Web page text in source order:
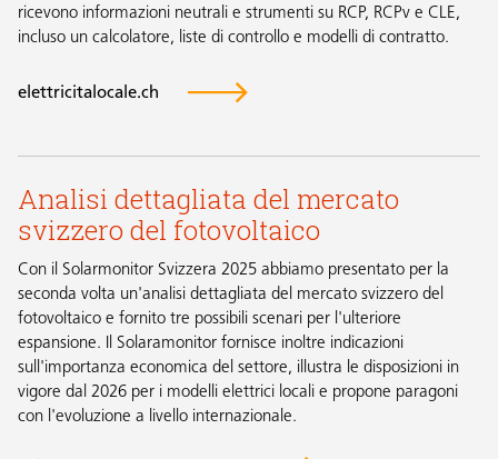
ricevono informazioni neutrali e strumenti su RCP, RCPv e CLE,
incluso un calcolatore, liste di controllo e modelli di contratto.
elettricitalocale.ch
Analisi dettagliata del mercato
svizzero del fotovoltaico
Con il Solarmonitor Svizzera 2025 abbiamo presentato per la
seconda volta un'analisi dettagliata del mercato svizzero del
fotovoltaico e fornito tre possibili scenari per l'ulteriore
espansione. Il Solaramonitor fornisce inoltre indicazioni
sull'importanza economica del settore, illustra le disposizioni in
vigore dal 2026 per i modelli elettrici locali e propone paragoni
con l'evoluzione a livello internazionale.